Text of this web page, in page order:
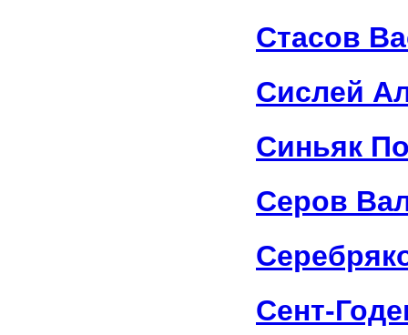
Стасов
Сислей
Синьяк
Серов
Сент-